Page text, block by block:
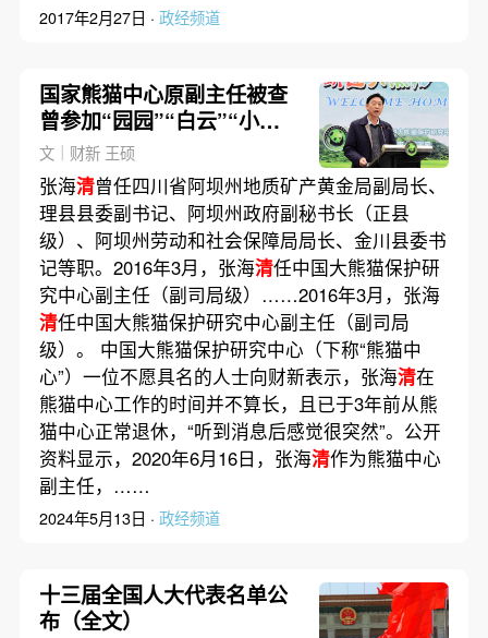
2017年2月27日 · 政经频道
国家熊猫中心原副主任被查
曾参加“园园”“白云”“小礼
物”送迎
文｜财新 王硕
张海清曾任四川省阿坝州地质矿产黄金局副局长、
理县县委副书记、阿坝州政府副秘书长（正县
级）、阿坝州劳动和社会保障局局长、金川县委书
记等职。2016年3月，张海清任中国大熊猫保护研
究中心副主任（副司局级）……2016年3月，张海
清任中国大熊猫保护研究中心副主任（副司局
级）。 中国大熊猫保护研究中心（下称“熊猫中
心”）一位不愿具名的人士向财新表示，张海清在
熊猫中心工作的时间并不算长，且已于3年前从熊
猫中心正常退休，“听到消息后感觉很突然”。公开
资料显示，2020年6月16日，张海清作为熊猫中心
副主任，……
2024年5月13日 · 政经频道
十三届全国人大代表名单公
布（全文）